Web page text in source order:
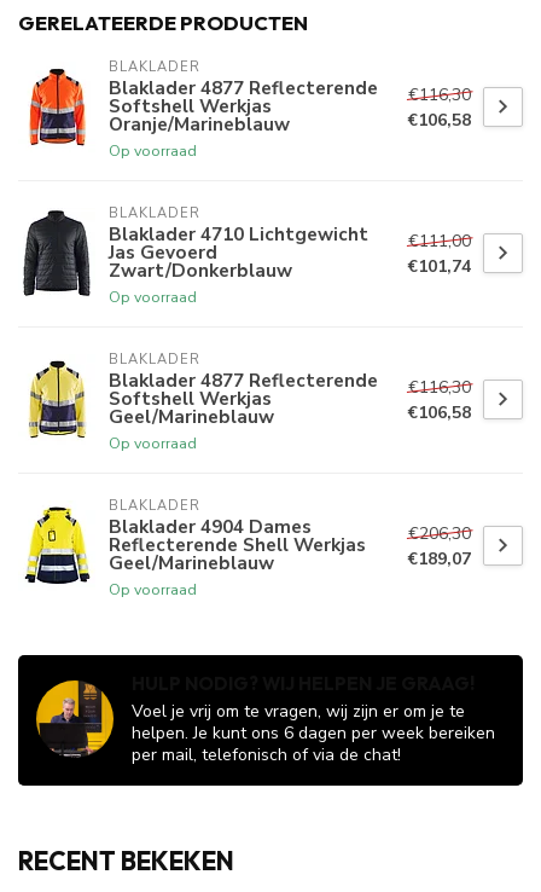
GERELATEERDE PRODUCTEN
BLAKLADER
Blaklader 4877 Reflecterende
Softshell Werkjas
Oranje/Marineblauw
Op voorraad
€116,30
€106,58
BLAKLADER
Blaklader 4710 Lichtgewicht
Jas Gevoerd
Zwart/Donkerblauw
Op voorraad
€111,00
€101,74
BLAKLADER
Blaklader 4877 Reflecterende
Softshell Werkjas
Geel/Marineblauw
Op voorraad
€116,30
€106,58
BLAKLADER
Blaklader 4904 Dames
Reflecterende Shell Werkjas
Geel/Marineblauw
Op voorraad
€206,30
€189,07
Voel je vrij om te vragen, wij zijn er om je te
helpen. Je kunt ons 6 dagen per week bereiken
per mail, telefonisch of via de chat!
RECENT BEKEKEN